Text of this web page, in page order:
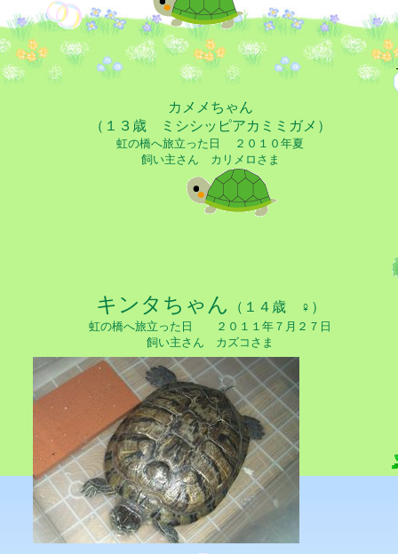
カメメちゃん
（１３歳 ミシシッピアカミミガメ）
虹の橋へ旅立った日 ２０１０年夏
飼い主さん カリメロさま
キンタちゃん （１４歳 ♀）
虹の橋へ旅立った日 ２０１１年７月２７日
飼い主さん カズコさま